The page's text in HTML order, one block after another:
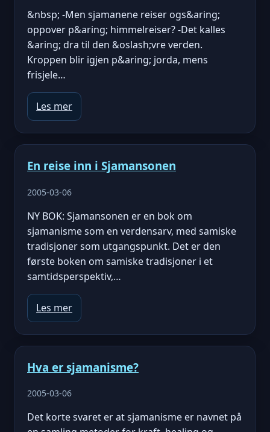
&nbsp; -Men sjamanene reiser ogs&aring;
oppover p&aring; himmelreiser? -Det kalles
&aring; dra til den &oslash;vre verden.
Kroppen blir igjen p&aring; jorda, mens
frisjele…
Les mer
En reise inn i Sjamansonen
2005-03-06
NY BOK: Sjamansonen er en bok om
sjamanisme som en verdensarv, med samiske
tradisjoner som utgangspunkt. Det er den
første boken om samiske tradisjoner i et
samtidsperspektiv,…
Les mer
Hva er sjamanisme?
2005-03-06
Det korte svaret er at sjamanisme er navnet på